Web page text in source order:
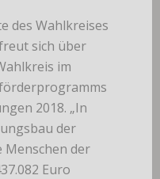
des Wahlkreises
sich über
im
2018. „In
der
der
Euro